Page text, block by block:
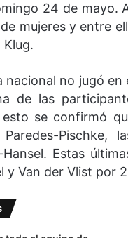
24 de mayo.
mujeres y entre
Klug.
nacional no jugó
de las
esto se confirmó
Pischke,
Hansel. Estas
y Van der Vlist por